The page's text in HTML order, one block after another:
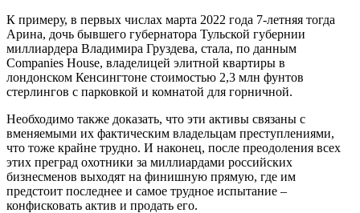
К примеру, в первых числах марта 2022 года 7-летняя тогда
Арина, дочь бывшего губернатора Тульской губернии
миллиардера Владимира Груздева, стала, по данным
Companies House, владелицей элитной квартиры в
лондонском Кенсингтоне стоимостью 2,3 млн фунтов
стерлингов с парковкой и комнатой для горничной.
Необходимо также доказать, что эти активы связаны с
вменяемыми их фактическим владельцам преступлениями,
что тоже крайне трудно. И наконец, после преодоления всех
этих преград охотники за миллиардами российских
бизнесменов выходят на финишную прямую, где им
предстоит последнее и самое трудное испытание –
конфисковать актив и продать его.